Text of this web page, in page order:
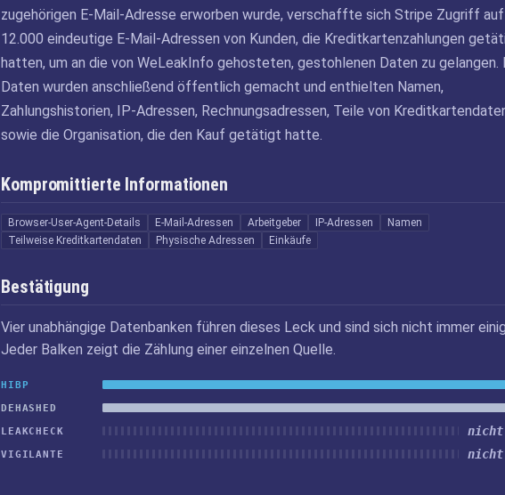
zugehörigen E-Mail-Adresse erworben wurde, verschaffte sich Stripe Zugriff
12.000 eindeutige E-Mail-Adressen von Kunden, die Kreditkartenzahlungen
hatten, um an die von WeLeakInfo gehosteten, gestohlenen Daten zu gelangen.
Daten wurden anschließend öffentlich gemacht und enthielten Namen,
Zahlungshistorien, IP-Adressen, Rechnungsadressen, Teile von
sowie die Organisation, die den Kauf getätigt hatte.
Kompromittierte Informationen
Browser-User-Agent-Details E-Mail-Adressen Arbeitgeber IP-Adressen
Namen
Teilweise Kreditkartendaten
Physische Adressen Einkäufe
Bestätigung
Vier unabhängige Datenbanken führen dieses Leck und sind sich nicht immer
Jeder Balken zeigt die Zählung einer einzelnen Quelle.
HIBP
DEHASHED
LEAKCHECK
VIGILANTE